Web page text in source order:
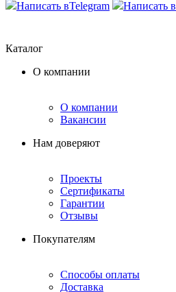
Написать вTelegram Написать в
Каталог
О компании
О компании
Вакансии
Нам доверяют
Проекты
Сертификаты
Гарантии
Отзывы
Покупателям
Способы оплаты
Доставка